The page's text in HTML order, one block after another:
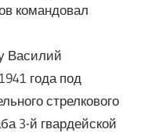
командовал
Василий
года под
стрелкового
3-й гвардейской